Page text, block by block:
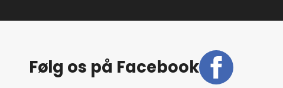
Følg os på Facebook